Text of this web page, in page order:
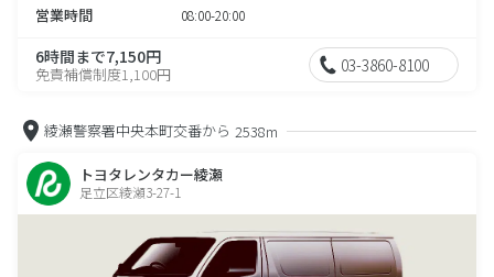
営業時間 08:00-20:00
6時間まで7,150円
免責補償制度1,100円 03-3860-8100
綾瀬警察署中央本町交番から 2538m
トヨタレンタカー綾瀬
足立区綾瀬3-27-1